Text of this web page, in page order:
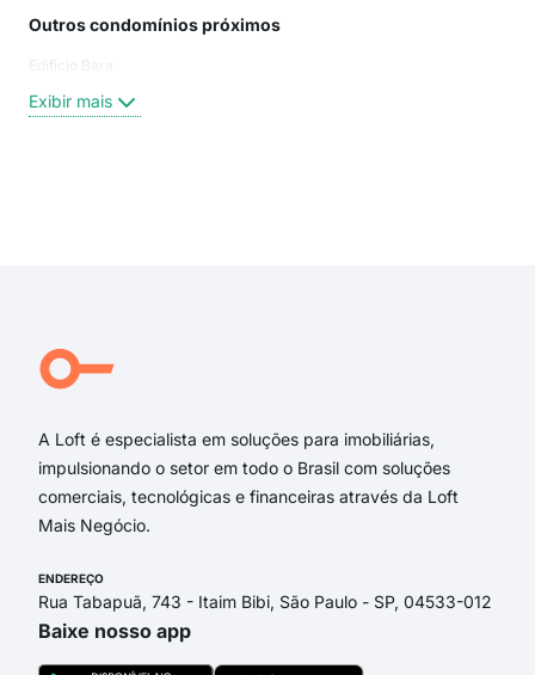
Outros condomínios próximos
Edificio Bara
Exibir mais
A Loft é especialista em soluções para imobiliárias,
impulsionando o setor em todo o Brasil com soluções
comerciais, tecnológicas e financeiras através da Loft
Mais Negócio.
ENDEREÇO
Rua Tabapuã, 743 - Itaim Bibi, São Paulo - SP, 04533-012
Baixe nosso app